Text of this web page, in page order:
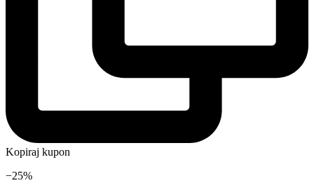
Kopiraj kupon
−25%